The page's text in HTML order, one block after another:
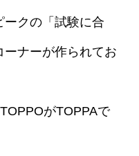
ークの「試験に合
ナーが作られてお
がTOPPAで